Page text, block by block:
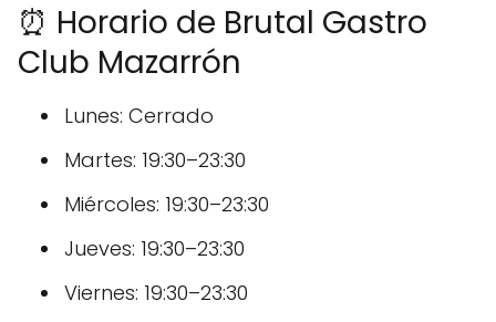
⏰ Horario de Brutal Gastro
Club Mazarrón
Lunes: Cerrado
Martes: 19:30–23:30
Miércoles: 19:30–23:30
Jueves: 19:30–23:30
Viernes: 19:30–23:30